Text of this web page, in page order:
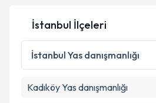
İstanbul İlçeleri
İstanbul Yas danışmanlığı
KadıköyYas danışmanlığı